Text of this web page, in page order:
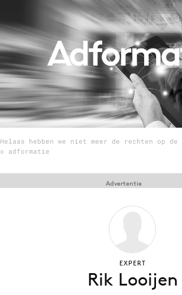
Menu
Home
9 sept: GenAI-training
12 nov: MarketingLive!
Adverteren
Events
Helaas hebben we niet meer de rechten op
© adformatie
Advertentie
EXPERT
Rik Looijen